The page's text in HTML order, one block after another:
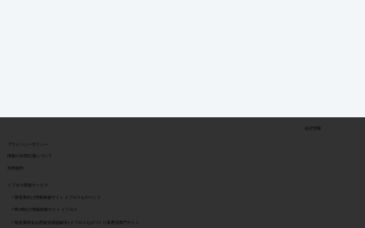
​プライバシーポリシー
​情報の外部伝達について
利用規約
会社情報
> 製造業特化の用途別課題解決 | イプロスものづくり業界別専門サイト
> BtoB向け情報検索サイト イプロス
> 製造業向け情報検索サイト イプロスものづくり
イプロス関連サービス